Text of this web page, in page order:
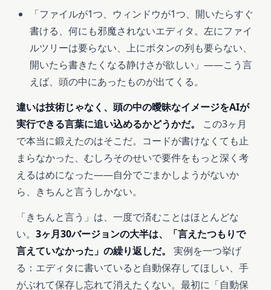
「ファイルが1つ、ウィンドウが1つ、開いたらすぐ
書ける、何にも邪魔されないエディタ。左にファイ
ルツリーは要らない、上にボタンの列も要らない、
開いたら書きたくなる静けさが欲しい」――こう言
えば、頭の中にあったものが出てくる。
違いは技術じゃなく、頭の中の曖昧なイメージをAIが
実行できる言葉に追い込めるかどうかだ。
この3ヶ月
で本当に鍛えたのはそこだ。コードが書けなくても止
まらなかった、むしろそのせいで要件をもっと深く考
えるはめになった――自分でごまかしようがないか
ら、きちんと言うしかない。
「きちんと言う」は、一度で済むことはほとんどな
い。 3ヶ月30バージョンの大半は、「言えたつもりで
言えていなかった」の繰り返しだ。
実例を一つ挙げ
る：エディタに書いていると自動保存してほしい、手
がぶれて保存し忘れて消えたくない。最初に「自動保